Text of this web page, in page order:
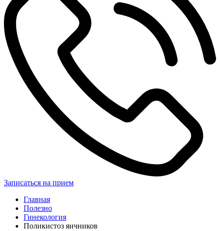
Записаться на прием
Главная
Полезно
Гинекология
Поликистоз яичников